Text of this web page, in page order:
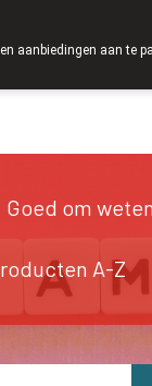
Goed om weten
A-Z
aanbiedingen aan te